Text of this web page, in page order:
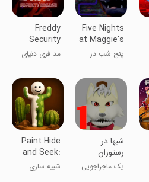
Five Nights
at Maggie's
2
پنج شب در
Freddy
Security
Breach Mod
مد فری دنیای
شبها در
رستوران
استیون 1
یک ماجراجویی
Paint Hide
and Seek:
Online
شبیه سازی